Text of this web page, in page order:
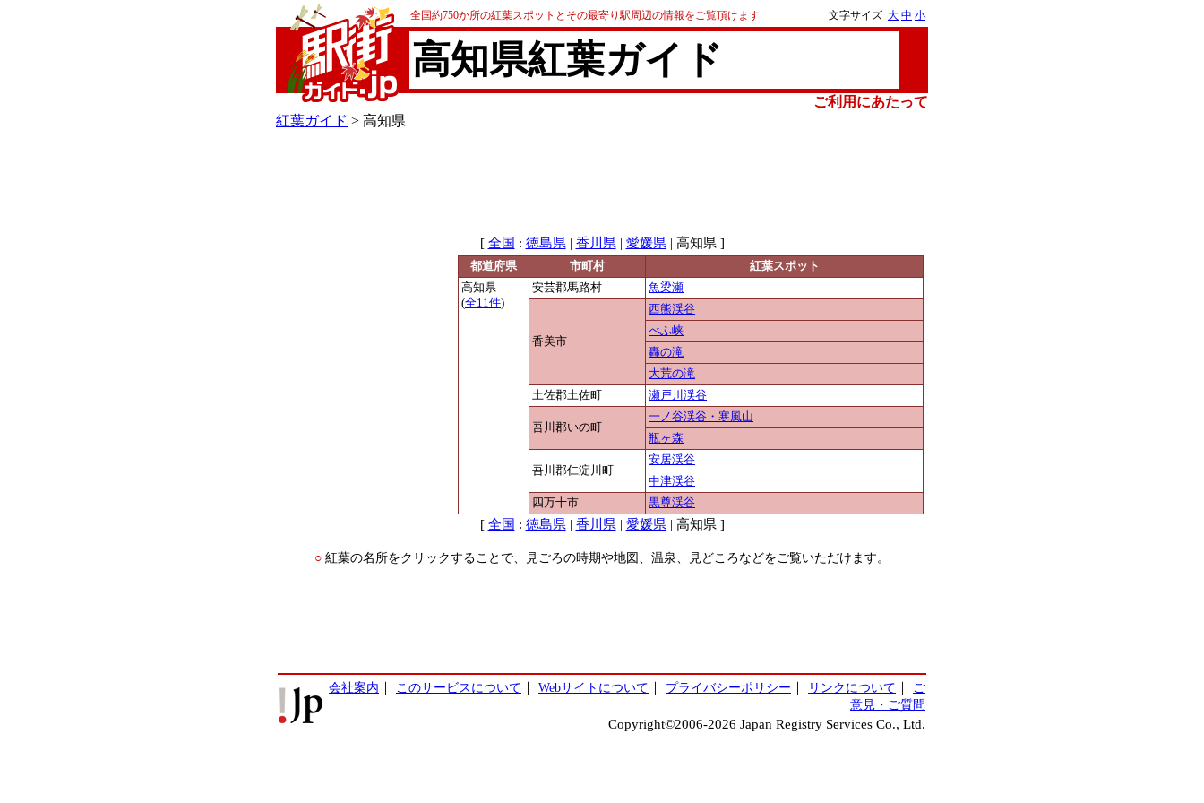
全国約750か所の紅葉スポットとその最寄り駅周辺の情報をご覧頂けます 文字サイズ 大 中 小
高知県紅葉ガイド
ご利用にあたって
紅葉ガイド > 高知県
[ 全国 : 徳島県 | 香川県 | 愛媛県 | 高知県 ]
都道府県 市町村
紅葉スポット
高知県
(全11件)
安芸郡馬路村 魚梁瀬
香美市
西熊渓谷
べふ峡
轟の滝
大荒の滝
土佐郡土佐町
瀬戸川渓谷
吾川郡いの町
一ノ谷渓谷・寒風山
瓶ヶ森
吾川郡仁淀川町
安居渓谷
中津渓谷
四万十市
黒尊渓谷
[ 全国 : 徳島県 | 香川県 | 愛媛県 | 高知県 ]
○ 紅葉の名所をクリックすることで、見ごろの時期や地図、温泉、見どころなどをご覧いただけます。
会社案内 このサービスについて Webサイトについて プライバシーポリシー リンクについて
ご
意見・ご質問
Copyright©2006-2026 Japan Registry Services Co., Ltd.